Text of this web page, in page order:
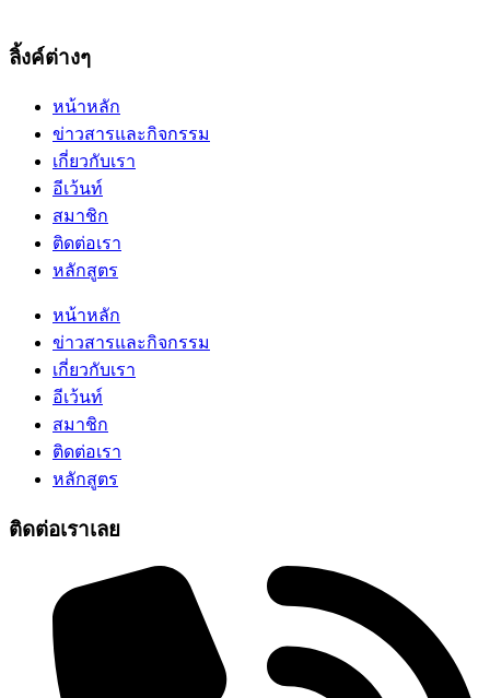
ลิ้งค์ต่างๆ
หน้าหลัก
ข่าวสารและกิจกรรม
เกี่ยวกับเรา
อีเว้นท์
สมาชิก
ติดต่อเรา
หลักสูตร
หน้าหลัก
ข่าวสารและกิจกรรม
เกี่ยวกับเรา
อีเว้นท์
สมาชิก
ติดต่อเรา
หลักสูตร
ติดต่อเราเลย